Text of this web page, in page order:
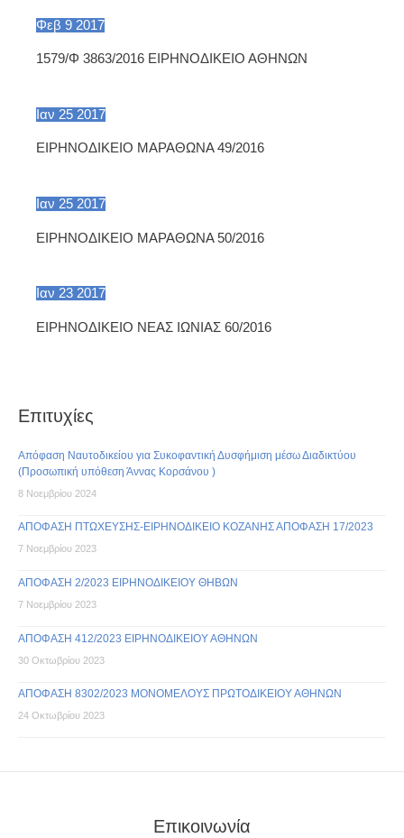
Φεβ 9 2017
1579/Φ 3863/2016 ΕΙΡΗΝΟΔΙΚΕΙΟ ΑΘΗΝΩΝ
Ιαν 25 2017
ΕΙΡΗΝΟΔΙΚΕΙΟ ΜΑΡΑΘΩΝΑ 49/2016
Ιαν 25 2017
ΕΙΡΗΝΟΔΙΚΕΙΟ ΜΑΡΑΘΩΝΑ 50/2016
Ιαν 23 2017
ΕΙΡΗΝΟΔΙΚΕΙΟ ΝΕΑΣ ΙΩΝΙΑΣ 60/2016
Επιτυχίες
Απόφαση Ναυτοδικείου για Συκοφαντική Δυσφήμιση μέσω Διαδικτύου
(Προσωπική υπόθεση Άννας Κορσάνου )
8 Νοεμβρίου 2024
ΑΠΟΦΑΣΗ ΠΤΩΧΕΥΣΗΣ-ΕΙΡΗΝΟΔΙΚΕΙΟ ΚΟΖΑΝΗΣ ΑΠΟΦΑΣΗ 17/2023
7 Νοεμβρίου 2023
ΑΠΟΦΑΣΗ 2/2023 ΕΙΡΗΝΟΔΙΚΕΙΟΥ ΘΗΒΩΝ
7 Νοεμβρίου 2023
ΑΠΟΦΑΣΗ 412/2023 ΕΙΡΗΝΟΔΙΚΕΙΟΥ ΑΘΗΝΩΝ
30 Οκτωβρίου 2023
ΑΠΟΦΑΣΗ 8302/2023 ΜΟΝΟΜΕΛΟΥΣ ΠΡΩΤΟΔΙΚΕΙΟΥ ΑΘΗΝΩΝ
24 Οκτωβρίου 2023
Επικοινωνία